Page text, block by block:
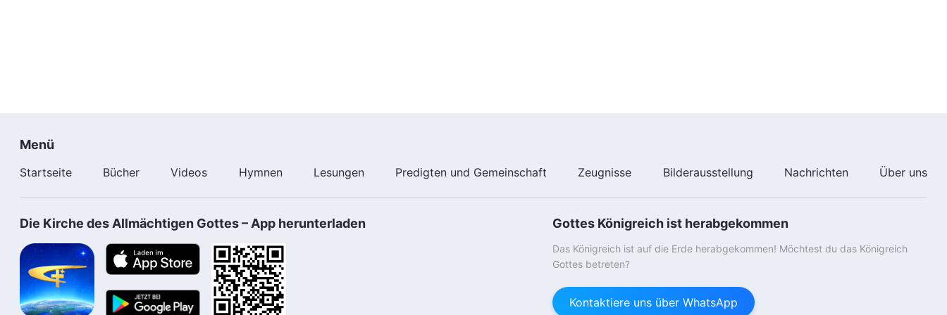
Menü
Startseite Bücher Videos Hymnen Lesungen Predigten und Gemeinschaft Zeugnisse Bilderausstellung Nachrichten Über uns
Die Kirche des Allmächtigen Gottes – App herunterladen Gottes Königreich ist herabgekommen
Das Königreich ist auf die Erde herabgekommen! Möchtest du das Königreich
Gottes betreten?
Kontaktiere uns über WhatsApp